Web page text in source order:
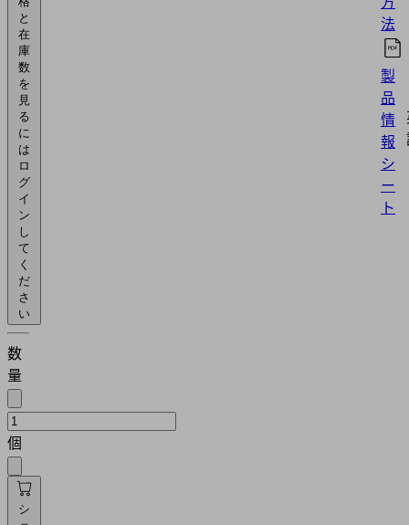
と
在
庫
数
を
見
る
に
は
ロ
グ
イ
ン
し
て
く
だ
さ
い
数
量
個
シ
法
製
品
情
報
シ
ー
ト